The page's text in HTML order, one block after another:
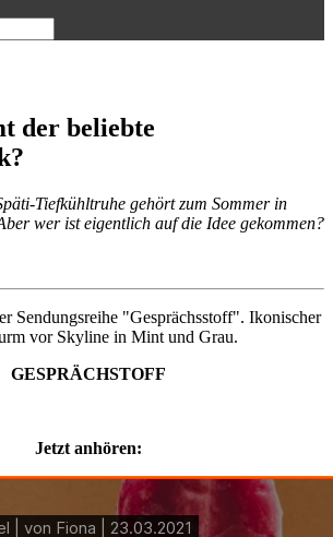
der beliebte
Tiefkühltruhe gehört zum Sommer in
wer ist eigentlich auf die Idee gekommen?
GESPRÄCHSTOFF
Jetzt anhören: